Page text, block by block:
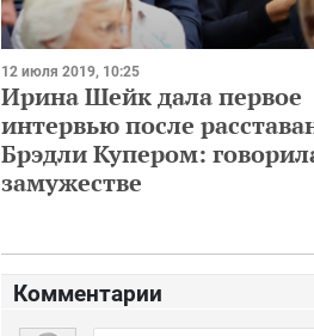
12 июля 2019, 10:25
Ирина Шейк дала первое
интервью после
Брэдли Купером:
замужестве
Комментарии